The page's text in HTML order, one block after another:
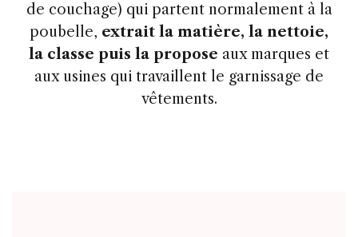
de couchage) qui partent normalement à la
poubelle, extrait la matière, la nettoie,
la classe puis la propose aux marques et
aux usines qui travaillent le garnissage de
vêtements.